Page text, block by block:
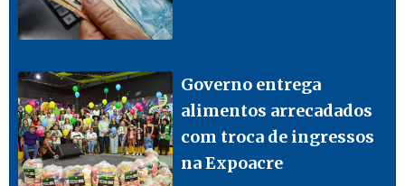
Governo entrega
alimentos arrecadados
com troca de ingressos
na Expoacre